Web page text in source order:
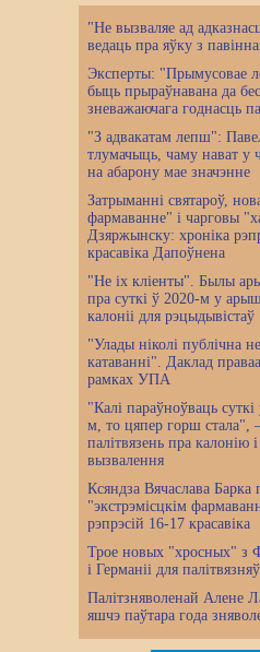
"Не вызваляе ад
ведаць пра яўку з
Эксперты: "Прымусовае
быць прыраўнавана да
зневажаючага годнасць
"З адвакатам лепш":
тлумачыць, чаму нават у
на абарону мае значэнне
Затрыманні святароў,
фармаванне" і чарговы
Дзяржынску: хроніка
красавіка Дапоўнена
"Не іх кліенты". Былы
пра суткі ў 2020-м у
калоніі для рэцыдывістаў
"Улады ніколі публічна
катаванні". Даклад
рамках УПА
"Калі параўноўваць
м, то цяпер горш
палітвязень пра калонію
вызвалення
Ксяндза Вячаслава Барка
"экстрэмісцкім
рэпрэсій 16-17 красавіка
Трое новых "хросных" з
і Германіі для
Палітзняволенай Алене
яшчэ паўтара года